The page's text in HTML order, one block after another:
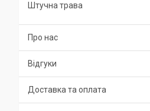
Штучна трава
Про нас
Відгуки
Доставка та оплата